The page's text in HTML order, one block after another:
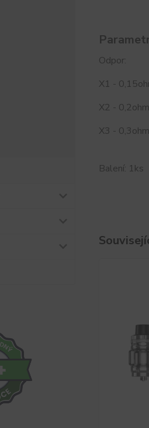
Odpor:
X1 -
X2 -
X3 -
Balení: 1ks